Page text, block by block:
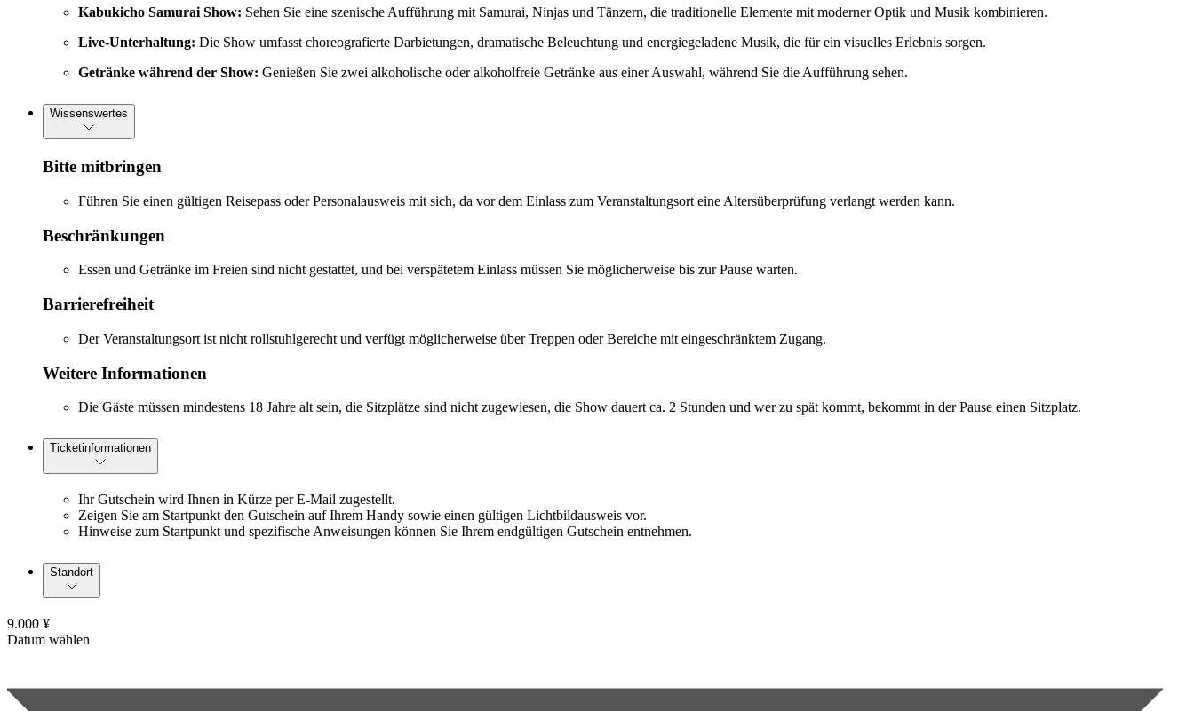
Kabukicho Samurai Show: Sehen Sie eine szenische Aufführung mit Samurai, Ninjas und Tänzern, die traditionelle Elemente mit moderner Optik und Musik kombinieren.
Live-Unterhaltung: Die Show umfasst choreografierte Darbietungen, dramatische Beleuchtung und energiegeladene Musik, die für ein visuelles Erlebnis sorgen.
Getränke während der Show: Genießen Sie zwei alkoholische oder alkoholfreie Getränke aus einer Auswahl, während Sie die Aufführung sehen.
Wissenswertes
Bitte mitbringen
Führen Sie einen gültigen Reisepass oder Personalausweis mit sich, da vor dem Einlass zum Veranstaltungsort eine Altersüberprüfung verlangt werden kann.
Beschränkungen
Essen und Getränke im Freien sind nicht gestattet, und bei verspätetem Einlass müssen Sie möglicherweise bis zur Pause warten.
Barrierefreiheit
Der Veranstaltungsort ist nicht rollstuhlgerecht und verfügt möglicherweise über Treppen oder Bereiche mit eingeschränktem Zugang.
Weitere Informationen
Die Gäste müssen mindestens 18 Jahre alt sein, die Sitzplätze sind nicht zugewiesen, die Show dauert ca. 2 Stunden und wer zu spät kommt, bekommt in der Pause einen Sitzplatz.
Ticketinformationen
Ihr Gutschein wird Ihnen in Kürze per E-Mail zugestellt.
Zeigen Sie am Startpunkt den Gutschein auf Ihrem Handy sowie einen gültigen Lichtbildausweis vor.
Hinweise zum Startpunkt und spezifische Anweisungen können Sie Ihrem endgültigen Gutschein entnehmen.
Standort
9.000 ¥
Datum wählen